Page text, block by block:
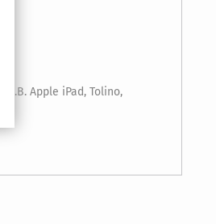
Apple iPad, Tolino,